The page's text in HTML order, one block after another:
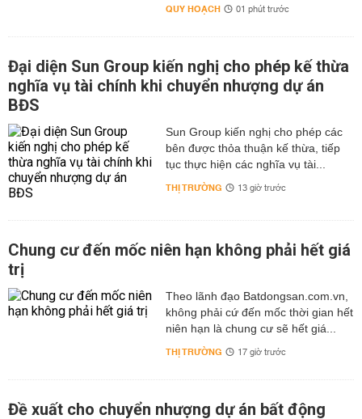
QUY HOẠCH 01 phút trước
Đại diện Sun Group kiến nghị cho phép kế thừa
nghĩa vụ tài chính khi chuyển nhượng dự án
BĐS
Sun Group kiến nghị cho phép các
bên được thỏa thuận kế thừa, tiếp
tục thực hiện các nghĩa vụ tài...
THỊ TRƯỜNG 13 giờ trước
Chung cư đến mốc niên hạn không phải hết giá
trị
Theo lãnh đạo Batdongsan.com.vn,
không phải cứ đến mốc thời gian hết
niên hạn là chung cư sẽ hết giá...
THỊ TRƯỜNG 17 giờ trước
Đề xuất cho chuyển nhượng dự án bất động